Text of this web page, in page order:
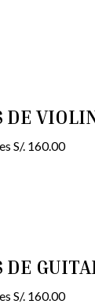
DE
S/. 160.00
DE
S/. 160.00